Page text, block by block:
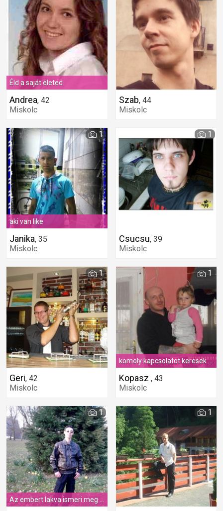
Éld a saját életed
Andrea, 42
Miskolc
Szab, 44
Miskolc
aki van like
Janika, 35
Miskolc
1
Csucsu, 39
Miskolc
1
Geri, 42
Miskolc
1
komoly kapcsolatot keresek légy te az igazi
Kopasz , 43
Miskolc
1
1 1